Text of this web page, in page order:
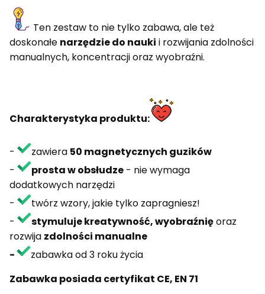
Ten zestaw to nie tylko zabawa, ale też
doskonałe narzędzie do nauki i rozwijania zdolności
manualnych, koncentracji oraz wyobraźni.
Charakterystyka produktu:
- zawiera 50 magnetycznych guzików
-
prosta w obsłudze - nie wymaga
dodatkowych narzędzi
-
twórz wzory, jakie tylko zapragniesz!
-
stymuluje kreatywność, wyobraźnięoraz
rozwija zdolności manualne
-
zabawka od 3 roku życia
Zabawka posiada certyfikat CE, EN 71